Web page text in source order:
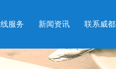
服务 新闻资讯 联系威都